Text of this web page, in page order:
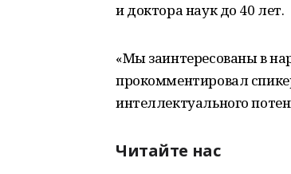
и доктора наук до 40 лет.
«Мы заинтересованы в
прокомментировал
интеллектуального
Читайте нас